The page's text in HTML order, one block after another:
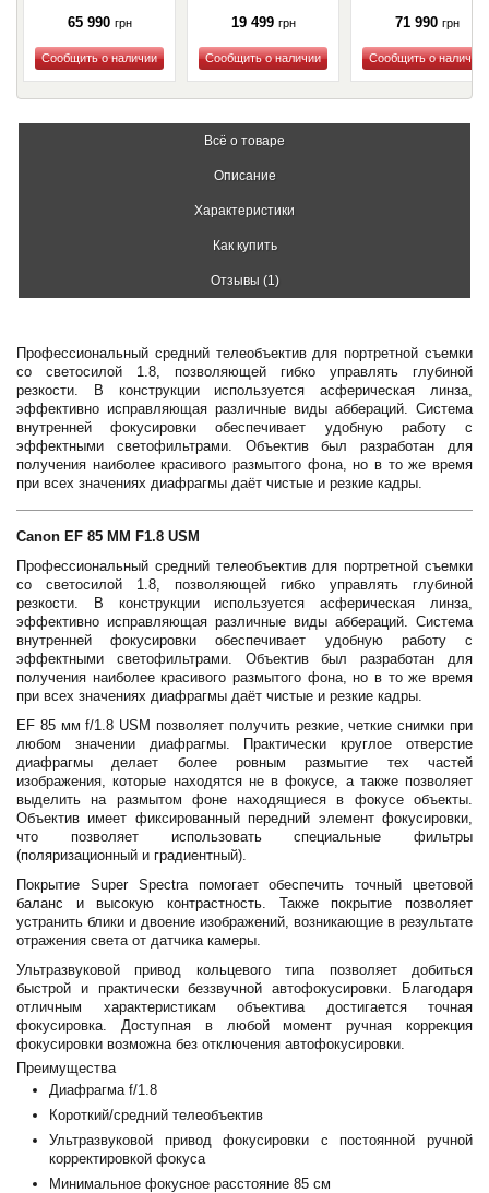
65 990 грн
Купить
19 499 грн
Купить
71 990 грн
Купить
Всё о товаре
Описание
Характеристики
Как купить
Отзывы (1)
Профессиональный cредний телеобъектив для портретной съемки
со светосилой 1.8, позволяющей гибко управлять глубиной
резкости. В конструкции используется асферическая линза,
эффективно исправляющая различные виды аббераций. Система
внутренней фокусировки обеспечивает удобную работу с
эффектными светофильтрами. Объектив был разработан для
получения наиболее красивого размытого фона, но в то же время
при всех значениях диафрагмы даёт чистые и резкие кадры.
Canon EF 85 MM F1.8 USM
Профессиональный cредний телеобъектив для портретной съемки
со светосилой 1.8, позволяющей гибко управлять глубиной
резкости. В конструкции используется асферическая линза,
эффективно исправляющая различные виды аббераций. Система
внутренней фокусировки обеспечивает удобную работу с
эффектными светофильтрами. Объектив был разработан для
получения наиболее красивого размытого фона, но в то же время
при всех значениях диафрагмы даёт чистые и резкие кадры.
EF 85 мм f/1.8 USM позволяет получить резкие, четкие снимки при
любом значении диафрагмы. Практически круглое отверстие
диафрагмы делает более ровным размытие тех частей
изображения, которые находятся не в фокусе, а также позволяет
выделить на размытом фоне находящиеся в фокусе объекты.
Объектив имеет фиксированный передний элемент фокусировки,
что позволяет использовать специальные фильтры
(поляризационный и градиентный).
Покрытие Super Spectra помогает обеспечить точный цветовой
баланс и высокую контрастность. Также покрытие позволяет
устранить блики и двоение изображений, возникающие в результате
отражения света от датчика камеры.
Ультразвуковой привод кольцевого типа позволяет добиться
быстрой и практически беззвучной автофокусировки. Благодаря
отличным характеристикам объектива достигается точная
фокусировка. Доступная в любой момент ручная коррекция
фокусировки возможна без отключения автофокусировки.
Преимущества
Диафрагма f/1.8
Короткий/средний телеобъектив
Ультразвуковой привод фокусировки с постоянной ручной
корректировкой фокуса
Минимальное фокусное расстояние 85 см